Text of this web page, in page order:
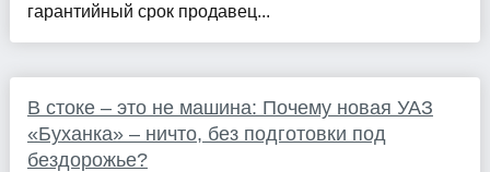
гарантийный срок продавец...
В стоке – это не машина: Почему новая УАЗ
«Буханка» – ничто, без подготовки под
бездорожье?